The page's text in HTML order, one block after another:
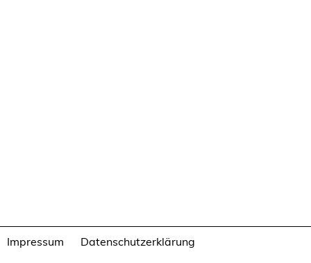
Impressum Datenschutzerklärung